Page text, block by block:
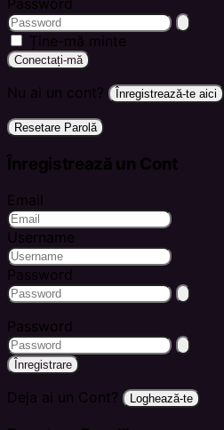
Password
Ține-mă minte
Conectați-mă
Nu ai un cont? Înregistrează-te aici
Resetare Parolă
Înregistrează un Cont
Email
Username
Password
Password
Înregistrare
Deja ai un Cont? Loghează-te